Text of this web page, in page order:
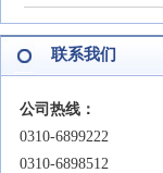
联系我们
公司热线：
0310-6899222
0310-6898512